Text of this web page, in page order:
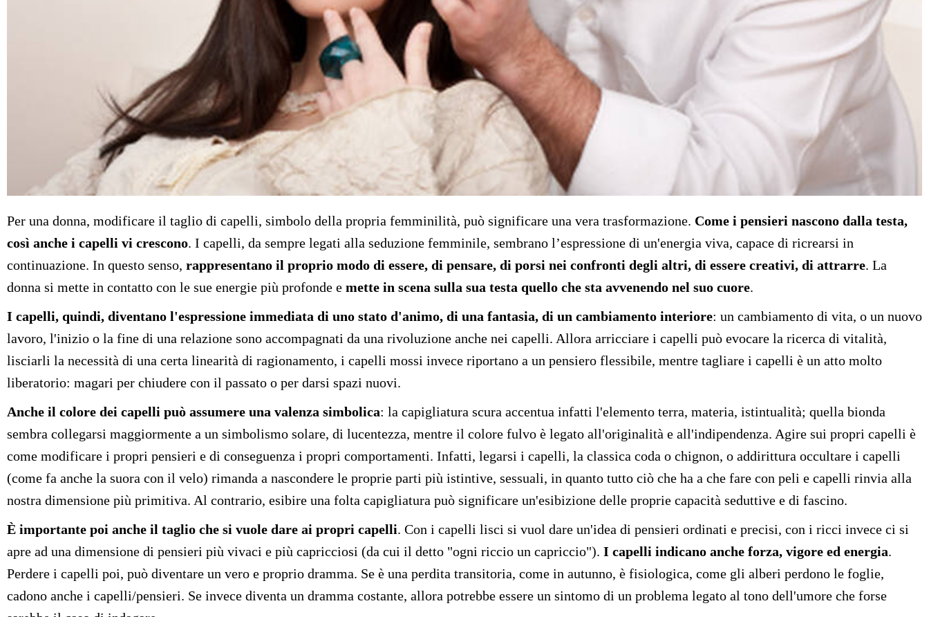
Per una donna, modificare il taglio di capelli, simbolo della propria femminilità, può significare una vera trasformazione. Come i pensieri nascono dalla testa,
così anche i capelli vi crescono. I capelli, da sempre legati alla seduzione femminile, sembrano l’espressione di un'energia viva, capace di ricrearsi in
continuazione. In questo senso, rappresentano il proprio modo di essere, di pensare, di porsi nei confronti degli altri, di essere creativi, di attrarre. La
donna si mette in contatto con le sue energie più profonde e mette in scena sulla sua testa quello che sta avvenendo nel suo cuore.
I capelli, quindi, diventano l'espressione immediata di uno stato d'animo, di una fantasia, di un cambiamento interiore: un cambiamento di vita, o un nuovo
lavoro, l'inizio o la fine di una relazione sono accompagnati da una rivoluzione anche nei capelli. Allora arricciare i capelli può evocare la ricerca di vitalità,
lisciarli la necessità di una certa linearità di ragionamento, i capelli mossi invece riportano a un pensiero flessibile, mentre tagliare i capelli è un atto molto
liberatorio: magari per chiudere con il passato o per darsi spazi nuovi.
Anche il colore dei capelli può assumere una valenza simbolica: la capigliatura scura accentua infatti l'elemento terra, materia, istintualità; quella bionda
sembra collegarsi maggiormente a un simbolismo solare, di lucentezza, mentre il colore fulvo è legato all'originalità e all'indipendenza. Agire sui propri capelli è
come modificare i propri pensieri e di conseguenza i propri comportamenti. Infatti, legarsi i capelli, la classica coda o chignon, o addirittura occultare i capelli
(come fa anche la suora con il velo) rimanda a nascondere le proprie parti più istintive, sessuali, in quanto tutto ciò che ha a che fare con peli e capelli rinvia alla
nostra dimensione più primitiva. Al contrario, esibire una folta capigliatura può significare un'esibizione delle proprie capacità seduttive e di fascino.
È importante poi anche il taglio che si vuole dare ai propri capelli. Con i capelli lisci si vuol dare un'idea di pensieri ordinati e precisi, con i ricci invece ci si
apre ad una dimensione di pensieri più vivaci e più capricciosi (da cui il detto "ogni riccio un capriccio"). I capelli indicano anche forza, vigore ed energia.
Perdere i capelli poi, può diventare un vero e proprio dramma. Se è una perdita transitoria, come in autunno, è fisiologica, come gli alberi perdono le foglie,
cadono anche i capelli/pensieri. Se invece diventa un dramma costante, allora potrebbe essere un sintomo di un problema legato al tono dell'umore che forse